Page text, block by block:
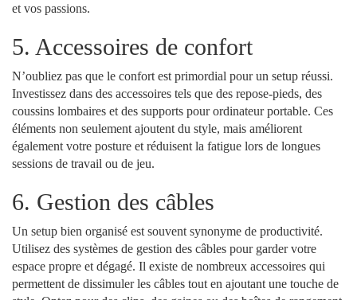
et vos passions.
5. Accessoires de confort
N’oubliez pas que le confort est primordial pour un setup réussi.
Investissez dans des accessoires tels que des repose-pieds, des
coussins lombaires et des supports pour ordinateur portable. Ces
éléments non seulement ajoutent du style, mais améliorent
également votre posture et réduisent la fatigue lors de longues
sessions de travail ou de jeu.
6. Gestion des câbles
Un setup bien organisé est souvent synonyme de productivité.
Utilisez des systèmes de gestion des câbles pour garder votre
espace propre et dégagé. Il existe de nombreux accessoires qui
permettent de dissimuler les câbles tout en ajoutant une touche de